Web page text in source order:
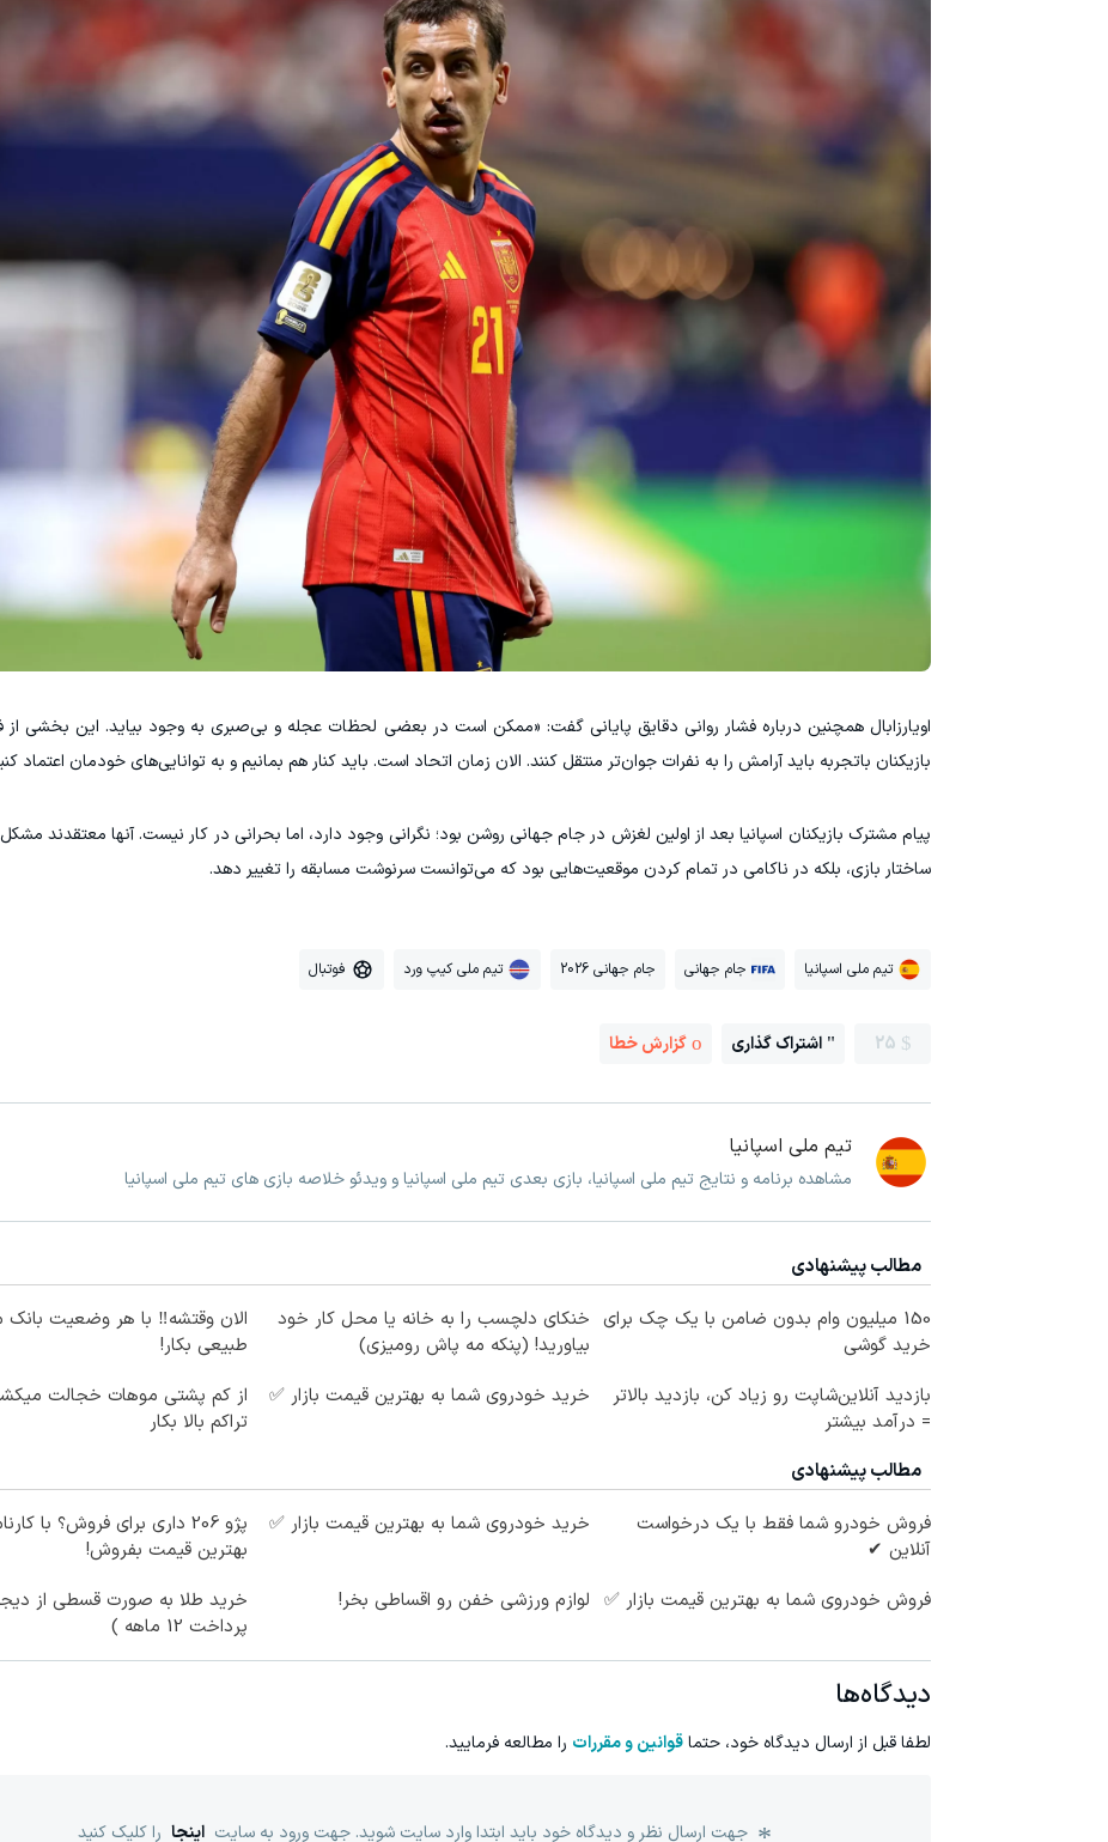
اویارزابال همچنین درباره فشار روانی دقایق پایانی گفت: «ممکن است در بعضی لحظات عجله و بی‌صبری به وجود بیاید. این بخشی از
بازیکنان باتجربه باید آرامش را به نفرات جوان‌تر منتقل کنند. الان زمان اتحاد است. باید کنار هم بمانیم و به توانایی‌های خودمان اعتماد
پیام مشترک بازیکنان اسپانیا بعد از اولین لغزش در جام جهانی روشن بود؛ نگرانی وجود دارد، اما بحرانی در کار نیست. آنها معتقدند
ساختار بازی، بلکه در ناکامی در تمام کردن موقعیت‌هایی بود که می‌توانست سرنوشت مسابقه را تغییر دهد.
تیم ملی اسپانیا جام جهانی جام جهانی 2026 تیم ملی کیپ ورد فوتبال
25 اشتراک گذاری گزارش خطا
تیم ملی اسپانیا
مشاهده برنامه و نتایج تیم ملی اسپانیا، بازی بعدی تیم ملی اسپانیا و ویدئو خلاصه بازی های تیم ملی اسپانیا
مطالب پیشنهادی
150 میلیون وام بدون ضامن با یک چک برای
خرید گوشی
خنکای دلچسب را به خانه یا محل کار خود
بیاورید! (پنکه مه پاش رومیزی)
الان وقتشه‼️ با هر وضعیت بانک
طبیعی بکار!
بازدید آنلاین‌شاپت رو زیاد کن، بازدید بالاتر
= درآمد بیشتر
خرید خودروی شما به بهترین قیمت بازار ✅
از کم پشتی موهات خجالت
تراکم بالا بکار
مطالب پیشنهادی
فروش خودرو شما فقط با یک درخواست
آنلاین ✔
خرید خودروی شما به بهترین قیمت بازار ✅
پژو 206 داری برای فروش؟ با
بهترین قیمت بفروش!
فروش خودروی شما به بهترین قیمت بازار ✅ لوازم ورزشی خفن رو اقساطی بخر!
خرید طلا به صورت قسطی از
پرداخت 12 ماهه )
دیدگاه‌ها
لطفا قبل از ارسال دیدگاه خود، حتماقوانین و مقررات را مطالعه فرمایید.
جهت ارسال نظر و دیدگاه خود باید ابتدا وارد سایت شوید. جهت ورود به سایت اینجا را کلیک کنید